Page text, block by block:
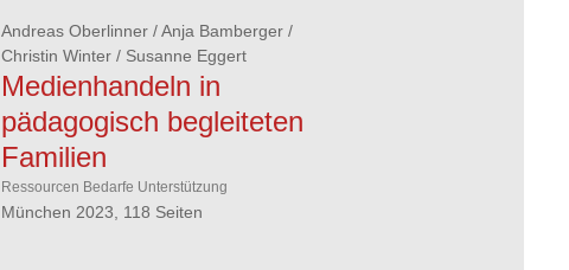
Andreas Oberlinner /Anja Bamberger /
Christin Winter / Susanne Eggert
Medienhandeln in
pädagogisch begleiteten
Familien
Ressourcen Bedarfe Unterstützung
München 2023, 118 Seiten